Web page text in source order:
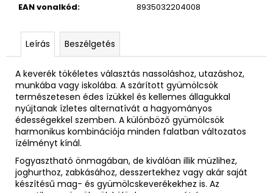
EAN vonalkód: 8935032204008
Leírás Beszélgetés
A keverék tökéletes választás nassoláshoz, utazáshoz,
munkába vagy iskolába. A szárított gyümölcsök
természetesen édes ízükkel és kellemes állagukkal
nyújtanak ízletes alternatívát a hagyományos
édességekkel szemben. A különböző gyümölcsök
harmonikus kombinációja minden falatban változatos
ízélményt kínál.
Fogyasztható önmagában, de kiválóan illik müzlihez,
joghurthoz, zabkásához, desszertekhez vagy akár saját
készítésű mag- és gyümölcskeverékekhez is. Az